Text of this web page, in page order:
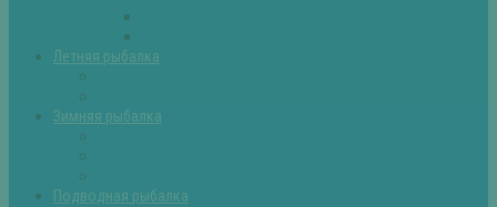
Летняя рыбалка
Зимняя рыбалка
Подводная рыбалка